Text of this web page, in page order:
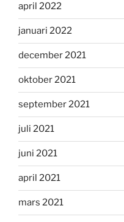
april 2022
januari 2022
december 2021
oktober 2021
september 2021
juli 2021
juni 2021
april 2021
mars 2021